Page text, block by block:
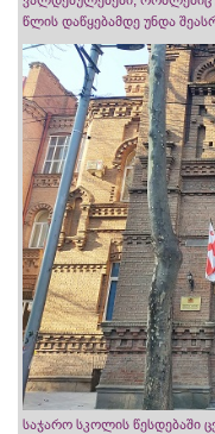
წლის დაწყებამდე უნდა
საჯარო სკოლის წესდებაში